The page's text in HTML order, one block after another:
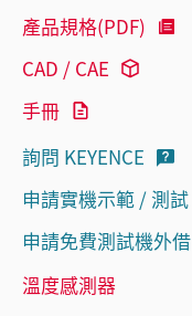
產品規格(PDF)
CAD / CAE
手冊
詢問 KEYENCE
申請實機示範 / 測試
申請免費測試機外借
溫度感測器